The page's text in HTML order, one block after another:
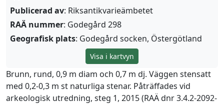
Publicerad av: Riksantikvarieämbetet
RAÄ nummer: Godegård 298
Geografisk plats: Godegård socken, Östergötland
Visa i kartvyn
Brunn, rund, 0,9 m diam och 0,7 m dj. Väggen stensatt
med 0,2-0,3 m st naturliga stenar. Påträffades vid
arkeologisk utredning, steg 1, 2015 (RAÄ dnr 3.4.2-2092-